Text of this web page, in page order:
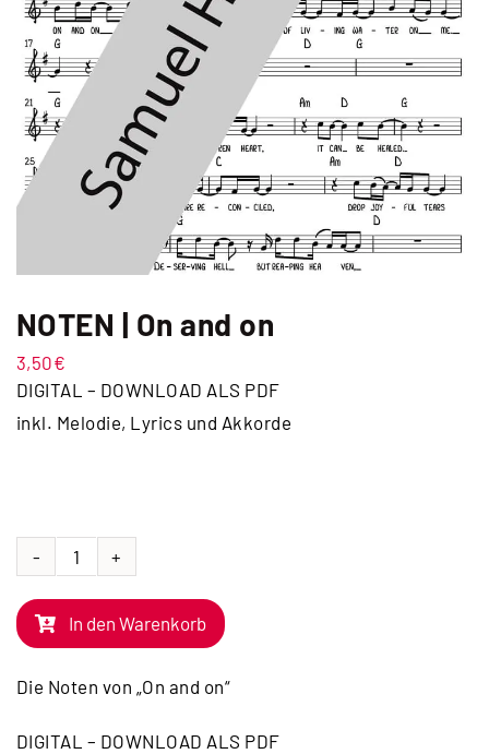
NOTEN | On and on
3,50€
DIGITAL – DOWNLOAD ALS PDF
inkl. Melodie, Lyrics und Akkorde
NOTEN
|
On
Menge
In den Warenkorb
Die Noten von „On and on“
DIGITAL – DOWNLOAD ALS PDF